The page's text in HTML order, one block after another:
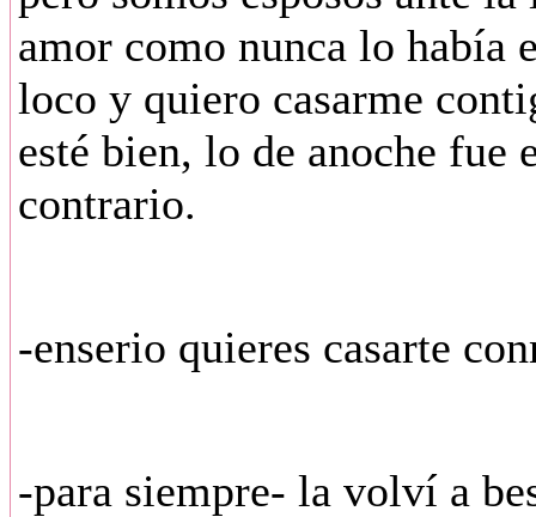
amor como nunca lo había
loco y quiero casarme
esté bien, lo de anoche fue
contrario.
-enserio quieres casarte
-para siempre- la volví a